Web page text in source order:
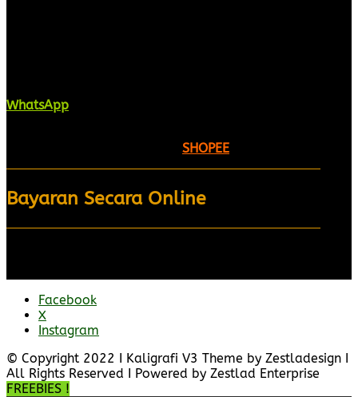
WhatsApp
SHOPEE
Bayaran Secara Online
Facebook
X
Instagram
© Copyright 2022 I Kaligrafi V3 Theme by Zestladesign I
All Rights Reserved I Powered by Zestlad Enterprise
FREEBIES !